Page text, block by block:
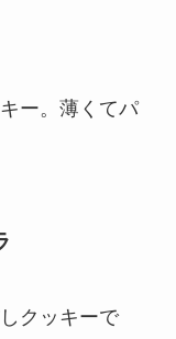
ー。薄くてパ
クッキーで